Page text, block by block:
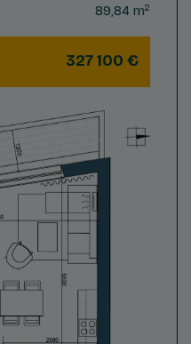
89,84 m2
327 100 €